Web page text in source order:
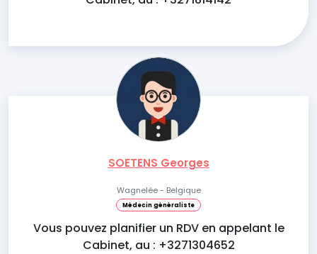
SOETENS Georges
Wagnelée - Belgique
Médecin généraliste
Vous pouvez planifier un RDV en appelant le
Cabinet, au : +3271304652